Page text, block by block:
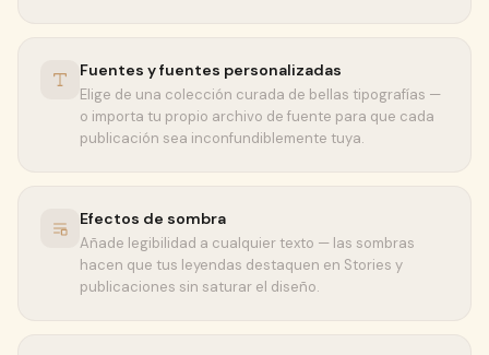
Fuentes y fuentes personalizadas
Elige de una colección curada de bellas tipografías —
o importa tu propio archivo de fuente para que cada
publicación sea inconfundiblemente tuya.
Efectos de sombra
Añade legibilidad a cualquier texto — las sombras
hacen que tus leyendas destaquen en Stories y
publicaciones sin saturar el diseño.